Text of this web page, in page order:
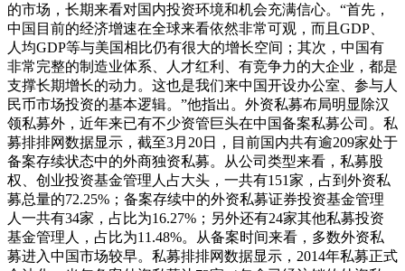
的市场，长期来看对国内投资环境和机会充满信心。“首先，
中国目前的经济增速在全球来看依然非常可观，而且GDP、
人均GDP等与美国相比仍有很大的增长空间；其次，中国有
非常完整的制造业体系、人才红利、有竞争力的大企业，都是
支撑长期增长的动力。这也是我们来中国开设办公室、参与人
民币市场投资的基本逻辑。”他指出。外资私募布局明显除汉
领私募外，近年来已有不少资管巨头在中国备案私募公司。私
募排排网数据显示，截至3月20日，目前国内共有逾209家处于
备案存续状态中的外商独资私募。从公司类型来看，私募股
权、创业投资基金管理人占大头，一共有151家，占到外资私
募总量的72.25%；备案存续中的外资私募证券投资基金管理
人一共有34家，占比为16.27%；另外还有24家其他私募投资
基金管理人，占比为11.48%。从备案时间来看，多数外资私
募进入中国市场较早。私募排排网数据显示，2014年私募正式